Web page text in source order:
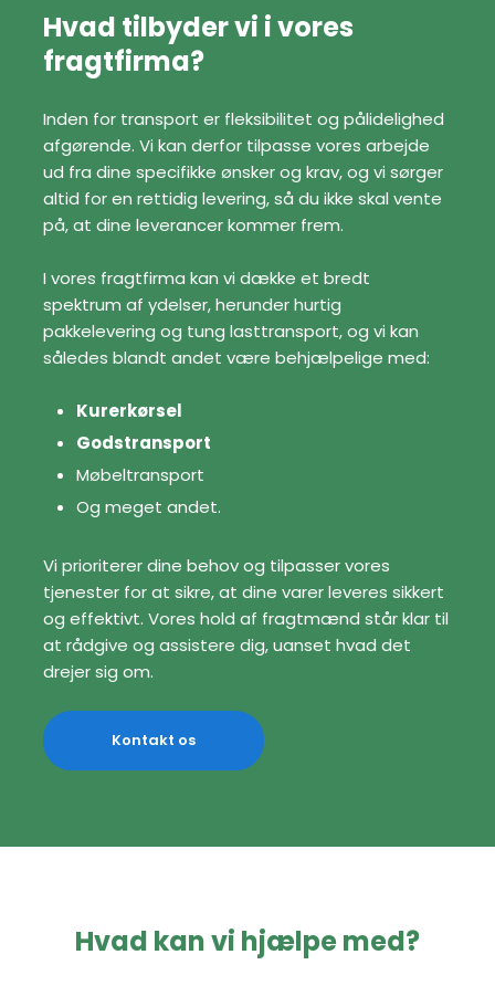
​Hvad tilbyder vi i vores
fragtfirma?
Inden for transport er fleksibilitet og pålidelighed
afgørende. Vi kan derfor tilpasse vores arbejde
ud fra dine specifikke ønsker og krav, og vi sørger
altid for en rettidig levering, så du ikke skal vente
på, at dine leverancer kommer frem.
I vores fragtfirma kan vi dække et bredt
spektrum af ydelser, herunder hurtig
pakkelevering og tung lasttransport, og vi kan
således blandt andet være behjælpelige med:
Kurerkørsel
Godstransport
Møbeltransport
Og meget andet.
Vi prioriterer dine behov og tilpasser vores
tjenester for at sikre, at dine varer leveres sikkert
og effektivt. Vores hold af fragtmænd står klar til
at rådgive og assistere dig, uanset hvad det
drejer sig om.
Kontakt os​
Hvad kan vi hjælpe med?​